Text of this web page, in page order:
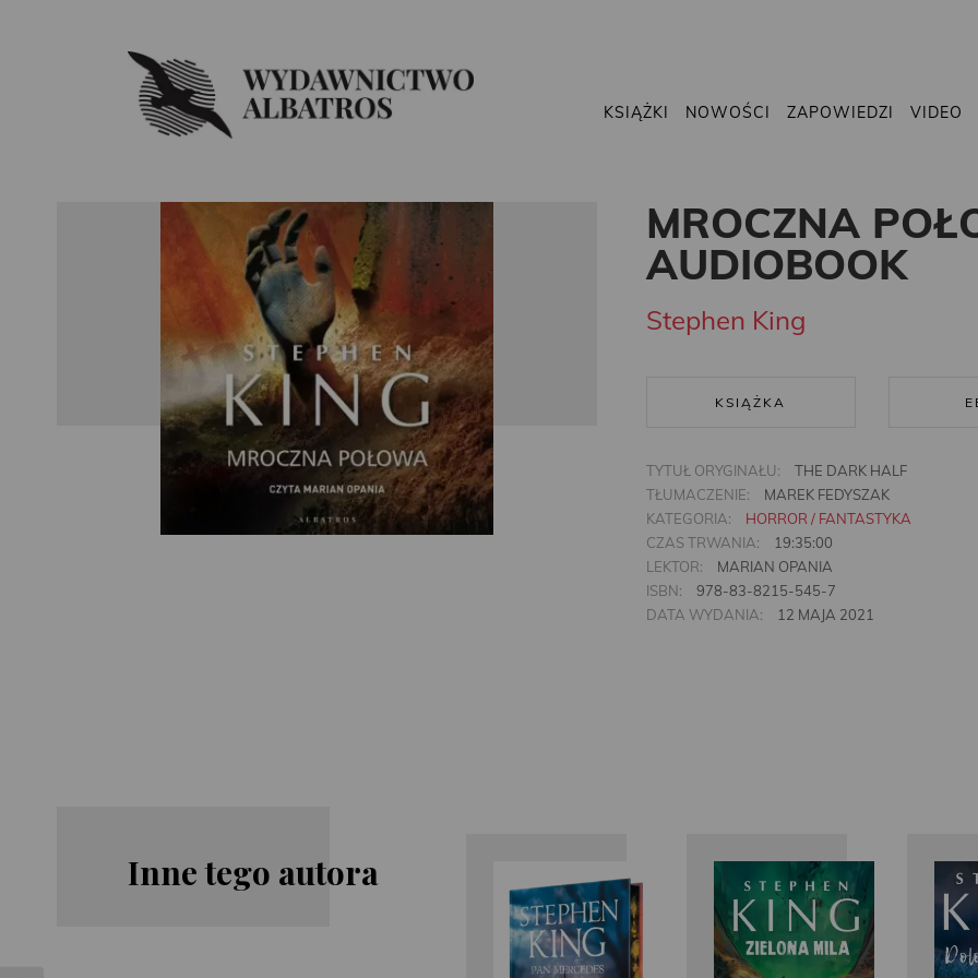
KSIĄŻKI NOWOŚCI ZAPOWIEDZI VIDEO
MROCZNA
AUDIOBOOK
Stephen King
KSIĄŻKA
TYTUŁ ORYGINAŁU:
THE DARK HALF
TŁUMACZENIE:
MAREK FEDYSZAK
KATEGORIA:
HORROR / FANTASTYKA
CZAS TRWANIA:
19:35:00
LEKTOR:
MARIAN OPANIA
ISBN:
978-83-8215-545-7
DATA WYDANIA:
12 MAJA 2021
Inne tego autora
Stephen King Stephen King
Stephen
King
Stephen
King